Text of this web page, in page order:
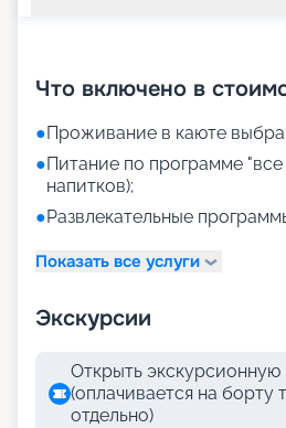
Что включено в
●Проживание в каюте
●Питание по программе
напитков);
●Развлекательные
Показать все услуги
Экскурсии
Открыть
(оплачивается на борту
отдельно)